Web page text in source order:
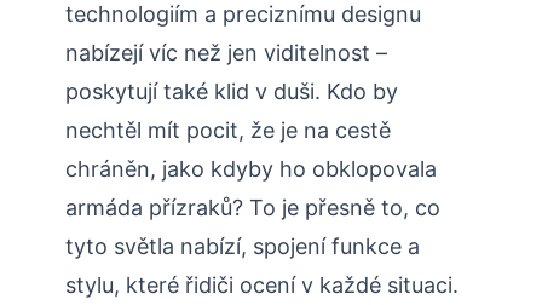
technologiím a preciznímu designu
nabízejí víc než jen viditelnost –
poskytují také klid v duši. Kdo by
nechtěl mít pocit, že je na cestě
chráněn, jako kdyby ho obklopovala
armáda přízraků? To je přesně to, co
tyto světla nabízí, spojení funkce a
stylu, které řidiči ocení v každé situaci.